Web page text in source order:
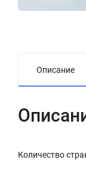
Описание
Количество